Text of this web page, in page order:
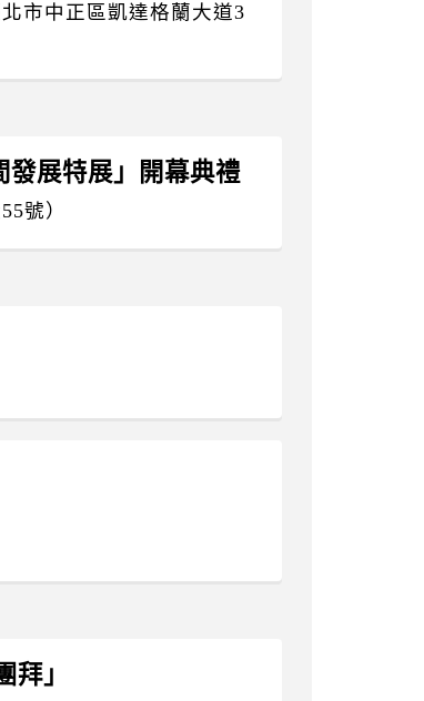
市中正區凱達格蘭大道3
發展特展」開幕典禮
號）
拜」